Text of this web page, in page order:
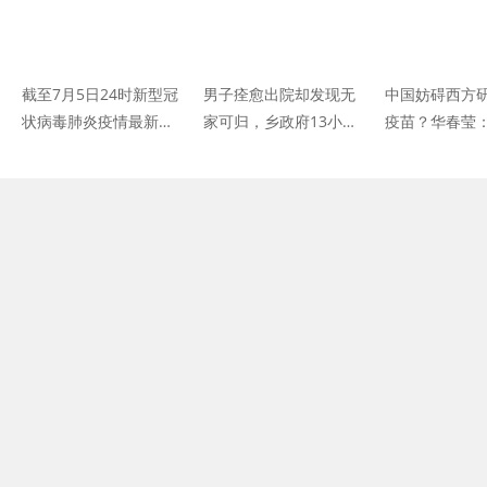
截至7月5日24时新型冠
状病毒肺炎疫情最新情
男子痊愈出院却发现无
家可归，乡政府13小时
中国妨碍西方
疫苗？华春莹